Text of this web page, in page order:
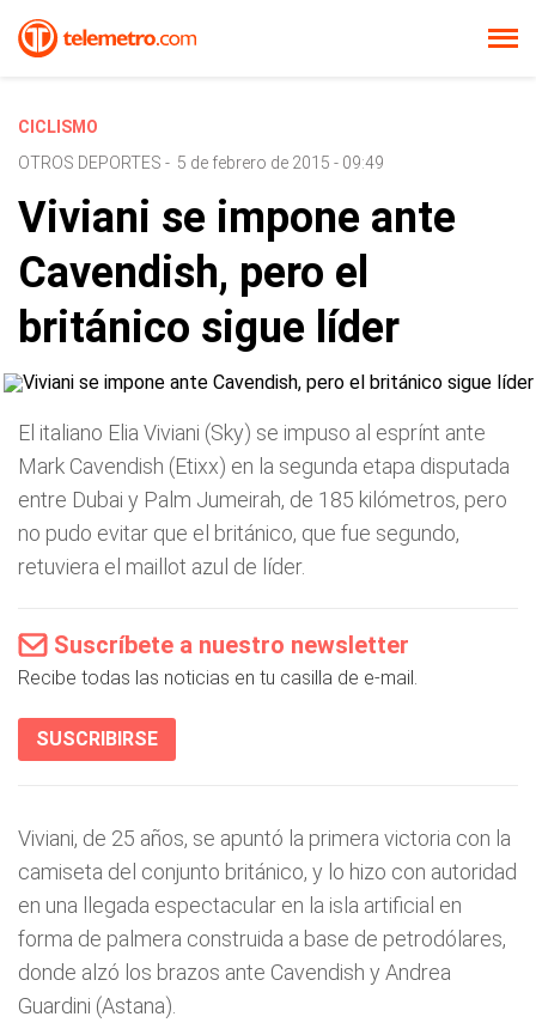
CICLISMO
OTROS DEPORTES - 5 de febrero de 2015 - 09:49
Viviani se impone ante
Cavendish, pero el
británico sigue líder
El italiano Elia Viviani (Sky) se impuso al esprínt ante
Mark Cavendish (Etixx) en la segunda etapa disputada
entre Dubai y Palm Jumeirah, de 185 kilómetros, pero
no pudo evitar que el británico, que fue segundo,
retuviera el maillot azul de líder.
Suscríbete a nuestro newsletter
Recibe todas las noticias en tu casilla de e-mail.
SUSCRIBIRSE
Viviani, de 25 años, se apuntó la primera victoria con la
camiseta del conjunto británico, y lo hizo con autoridad
en una llegada espectacular en la isla artificial en
forma de palmera construida a base de petrodólares,
donde alzó los brazos ante Cavendish y Andrea
Guardini (Astana).